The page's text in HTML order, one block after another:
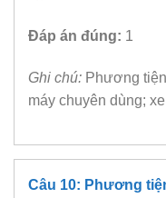
Đáp án đúng: 1
Ghi chú: Phương
máy chuyên dùng;
Câu 10: Phương